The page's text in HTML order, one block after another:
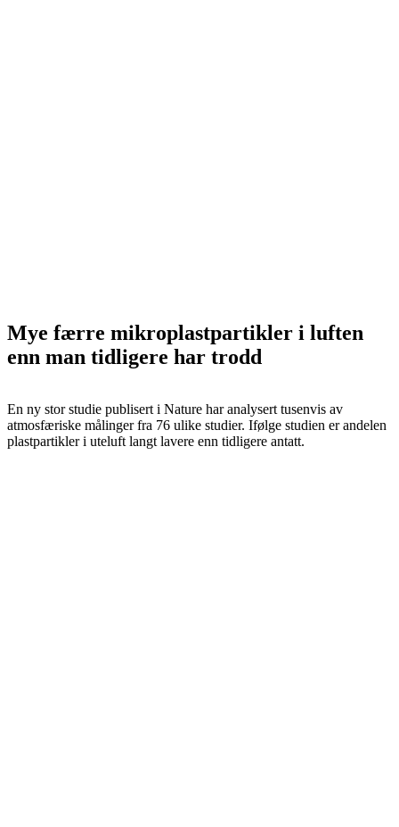
Mye færre mikroplastpartikler i luften
enn man tidligere har trodd
En ny stor studie publisert i Nature har analysert tusenvis av
atmosfæriske målinger fra 76 ulike studier. Ifølge studien er andelen
plastpartikler i uteluft langt lavere enn tidligere antatt.